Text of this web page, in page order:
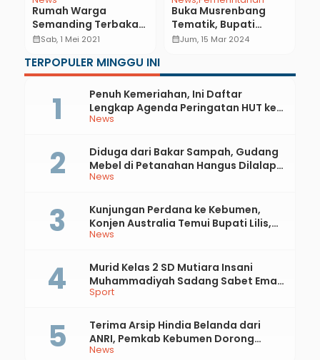
Rumah Warga
Semanding Terbakar,
Ini Penyebabnya
calendar_monthSab, 1 Mei 2021
Buka Musrenbang
Tematik, Bupati
Kebumen: Dengar
calendar_monthJum, 15 Mar 2024
TERPOPULER MINGGU INI
News
Penuh Kemeriahan, Ini Daftar
Lengkap Agenda Peringatan HUT ke-
81 RI dan Hari Jadi ke-397 Kabupaten
News
Diduga dari Bakar Sampah, Gudang
Mebel di Petanahan Hangus Dilalap
Api
News
Kunjungan Perdana ke Kebumen,
Konjen Australia Temui Bupati Lilis,
Ini yang Dibahas
Sport
Murid Kelas 2 SD Mutiara Insani
Muhammadiyah Sadang Sabet Emas
dan Perak di Kejurda Tapak Suci
News
Terima Arsip Hindia Belanda dari
ANRI, Pemkab Kebumen Dorong
Integrasi Sejarah, Geopark, dan